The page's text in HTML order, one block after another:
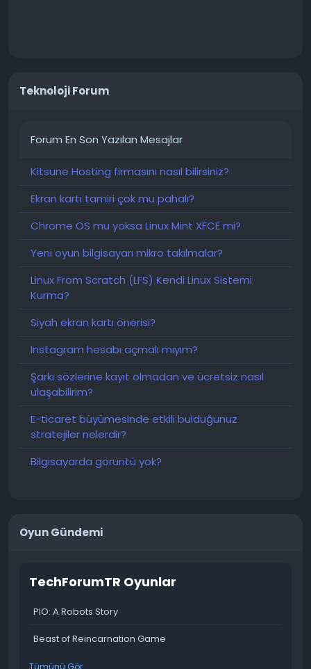
Teknoloji Forum
Forum En Son Yazılan Mesajlar
Kitsune Hosting firmasını nasıl bilirsiniz?
Ekran kartı tamiri çok mu pahalı?
Chrome OS mu yoksa Linux Mint XFCE mi?
Yeni oyun bilgisayarı mikro takılmalar?
Linux From Scratch (LFS) Kendi Linux Sistemi
Kurma?
Siyah ekran kartı önerisi?
Instagram hesabı açmalı mıyım?
Şarkı sözlerine kayıt olmadan ve ücretsiz nasıl
ulaşabilirim?
E-ticaret büyümesinde etkili bulduğunuz
stratejiler nelerdir?
Bilgisayarda görüntü yok?
Oyun Gündemi
TechForumTR Oyunlar
PIO: A Robots Story
Beast of Reincarnation Game
Tümünü Gör